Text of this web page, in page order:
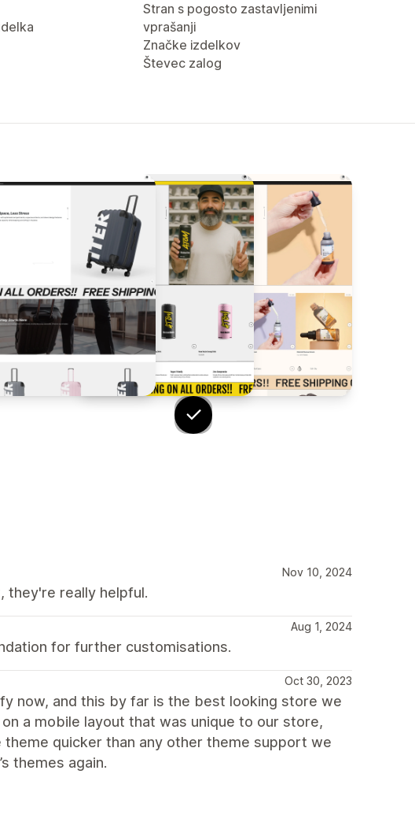
Stran s pogosto zastavljenimi
vprašanji
Značke izdelkov
Števec zalog
Nov 10, 2024
they're really helpful.
Aug 1, 2024
for further customisations.
Oct 30, 2023
now, and this by far is the best looking store we
a mobile layout that was unique to our store,
quicker than any other theme support we
themes again.